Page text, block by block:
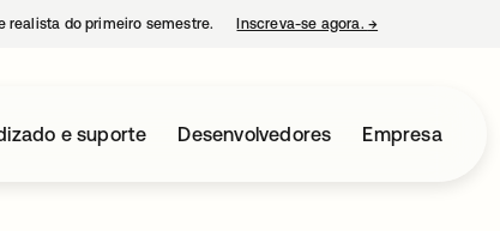
realista do primeiro semestre. Inscreva-se agora. →
e suporte Desenvolvedores Empresa